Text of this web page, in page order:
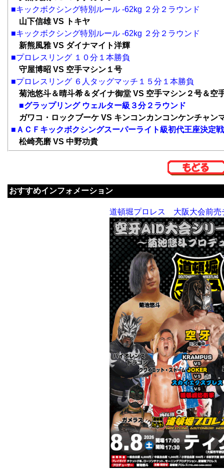
■キックボクシング特別ルール -62kg ２分２ラウンド
山下信雄 VS トキヤ
■キックボクシング特別ルール -62kg ２分２ラウンド
新熊風雅 VS ダイナマイト洋輝
■プロレスリング １０分１本勝負
守屋博昭 VS 空手マシン１号
■プロレスリング ６人タッグマッチ１５分１本勝負
菊池悠斗＆晴斗希＆ダイナ御堂 VS 空手マシン２号＆空
■グラップリング ウェルター級３分２ラウンド
ガワコ・ロックブーケ VS キンコンカンコンケンチャン
■ＡＣＦキックボクシングスーパーライト級初代王座決定
松崎亮磨 VS 中野功貴
おすすめインフォメーション
道頓堀プロレス 大阪大会前売